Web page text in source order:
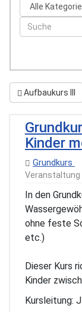
Aufbaukurs III
Kinder
Grundkurs
In den
ohne feste
etc.)
Dieser Kurs
Kinder
Kursleitung: